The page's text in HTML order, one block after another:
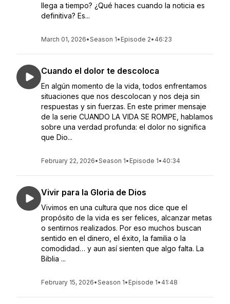
llega a tiempo? ¿Qué haces cuando la noticia es
definitiva? Es...
March 01, 2026•Season 1• Episode 2• 46:23
Cuando el dolor te descoloca
En algún momento de la vida, todos enfrentamos
situaciones que nos descolocan y nos deja sin
respuestas y sin fuerzas. En este primer mensaje
de la serie CUANDO LA VIDA SE ROMPE, hablamos
sobre una verdad profunda: el dolor no significa
que Dio...
February 22, 2026•Season 1• Episode 1• 40:34
Vivir para la Gloria de Dios
Vivimos en una cultura que nos dice que el
propósito de la vida es ser felices, alcanzar metas
o sentirnos realizados. Por eso muchos buscan
sentido en el dinero, el éxito, la familia o la
comodidad… y aun así sienten que algo falta. La
Biblia ...
February 15, 2026•Season 1• Episode 1• 41:48